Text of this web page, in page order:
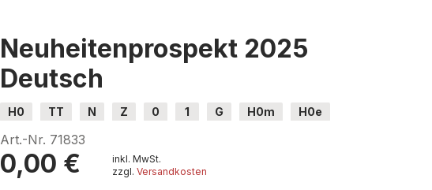
Neuheitenprospekt 2025
Deutsch
H0 TT N Z 0 1 G H0m H0e
Art.-Nr. 71833
0,00 €
inkl. MwSt.
zzgl.Versandkosten